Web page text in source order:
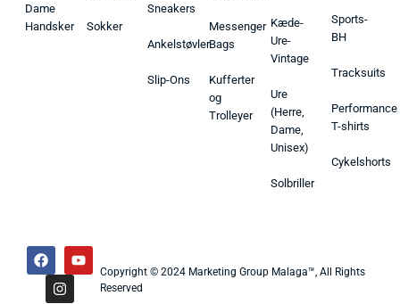
Dame
Handsker
Sokker
Sneakers
Ankelstøvler
Slip-Ons
Messenger
Bags
Kufferter
og
Trolleyer
Kæde-
Ure-
Vintage
Ure
(Herre,
Dame,
Unisex)
Solbriller
Sports-
BH
Tracksuits
Performance
T-shirts
Cykelshorts
Copyright © 2024 Marketing Group Malaga™, All Rights
Reserved